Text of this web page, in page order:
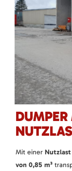
DUMPER
UTZLAST
Mit einer Nutzlast
von 0,85 m³